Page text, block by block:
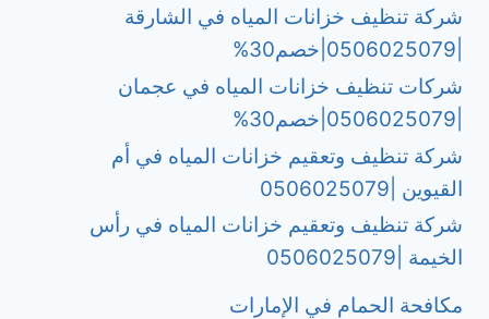
شركة تنظيف خزانات المياه في الشارقة
شركات تنظيف خزانات المياه في عجمان
شركة تنظيف وتعقيم خزانات المياه في أم
القيوين |0506025079
شركة تنظيف وتعقيم خزانات المياه في رأس
الخيمة |0506025079
مكافحة الحمام في الإمارات